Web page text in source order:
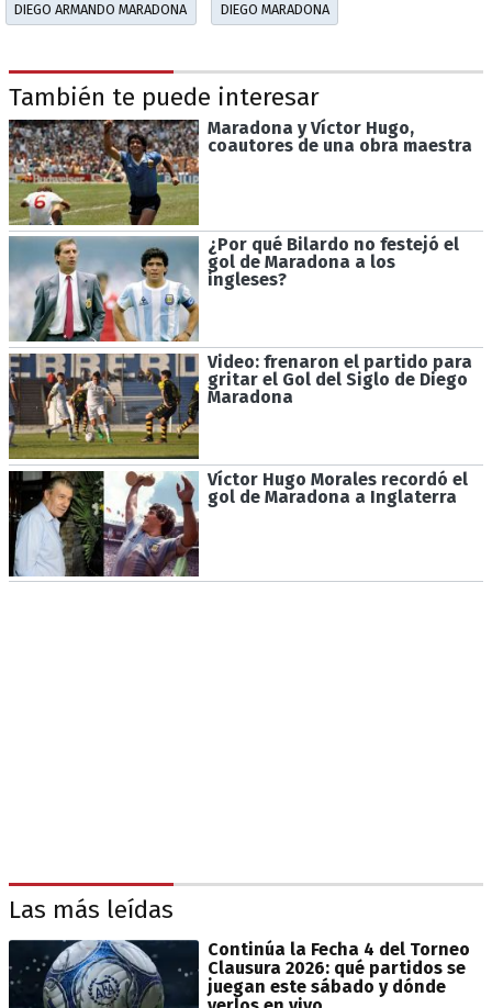
DIEGO ARMANDO MARADONA DIEGO MARADONA
También te puede interesar
Maradona y Víctor Hugo,
coautores de una obra maestra
¿Por qué Bilardo no festejó el
gol de Maradona a los
ingleses?
Video: frenaron el partido para
gritar el Gol del Siglo de Diego
Maradona
Víctor Hugo Morales recordó el
gol de Maradona a Inglaterra
Las más leídas
Continúa la Fecha 4 del Torneo
Clausura 2026: qué partidos se
juegan este sábado y dónde